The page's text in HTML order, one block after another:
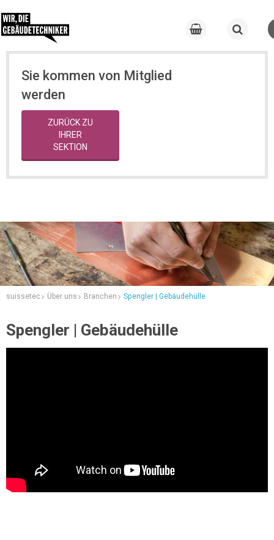
Sie kommen von Mitglied
werden
ZURÜCK ZU
IHRER
SEKTION
suissetec Über uns Branchen Spengler | Gebäudehülle
Spengler | Gebäudehülle